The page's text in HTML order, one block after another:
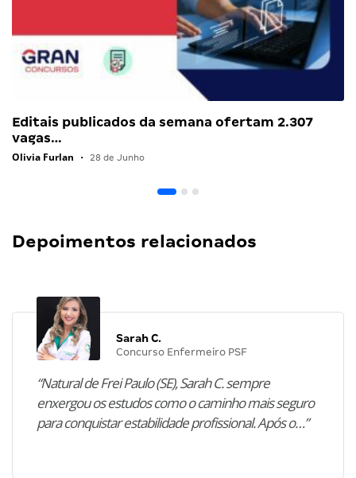
Editais publicados da semana ofertam 2.307
vagas…
Olivia Furlan • 28 de Junho
Depoimentos relacionados
Sarah C.
Concurso Enfermeiro PSF
“Natural de Frei Paulo (SE), Sarah C. sempre
enxergou os estudos como o caminho mais seguro
para conquistar estabilidade profissional. Após o…”